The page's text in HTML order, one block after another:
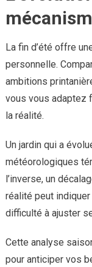
La fin d’été offre
personnelle.
ambitions
vous vous adaptez
la réalité.
Un jardin qui a
météorologiques
l’inverse, un
réalité peut
difficulté à ajuster
Cette analyse
pour anticiper vos